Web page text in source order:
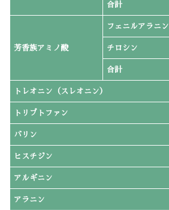
合計
芳香族アミノ酸
フェニルアラニン
チロシン
合計
トレオニン（スレオニン）
トリプトファン
バリン
ヒスチジン
アルギニン
アラニン